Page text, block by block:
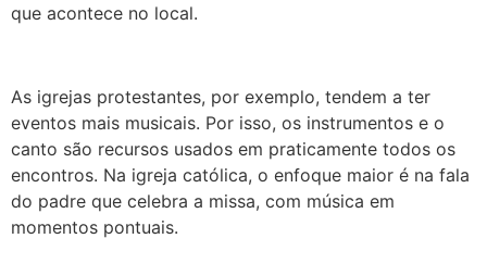
que acontece no local.
As igrejas protestantes, por exemplo, tendem a ter
eventos mais musicais. Por isso, os instrumentos e o
canto são recursos usados em praticamente todos os
encontros. Na igreja católica, o enfoque maior é na fala
do padre que celebra a missa, com música em
momentos pontuais.